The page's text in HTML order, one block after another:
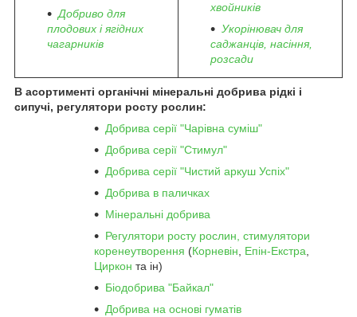
Добриво для
плодових і ягідних
чагарників
хвойників
Укорінювач для
саджанців, насіння,
розсади
В асортименті органічні мінеральні добрива рідкі і
сипучі, регулятори росту рослин:
Добрива серії "Чарівна суміш"
Добрива серії "Стимул"
Добрива серії "Чистий аркуш Успіх"
Добрива в паличках
Мінеральні добрива
Регулятори росту рослин, стимулятори
коренеутворення (Корневін Епін-Екстра
Циркон та ін)
Біодобрива "Байкал"
Добрива на основі гуматів